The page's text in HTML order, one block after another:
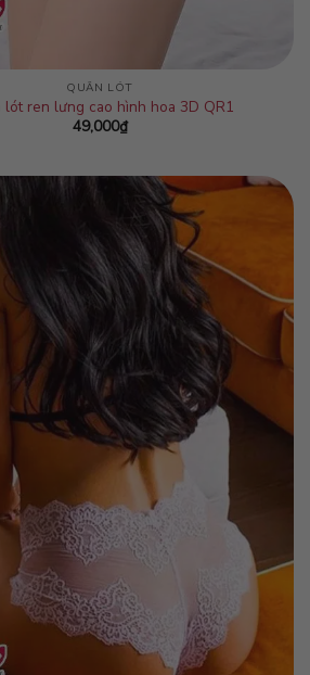
QUẦN LÓT
lót ren lưng cao hình hoa 3D QR1
49,000₫